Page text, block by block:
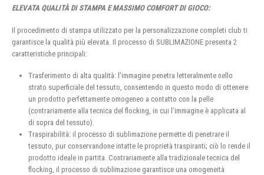
ELEVATA QUALITÀ DI STAMPA E MASSIMO COMFORT DI GIOCO:
Il procedimento di stampa utilizzato per la personalizzazione completi club ti
garantisce la qualità più elevata. Il processo di SUBLIMAZIONE presenta 2
caratteristiche principali:
Trasferimento di alta qualità: l’immagine penetra letteralmente nello
strato superficiale del tessuto, consentendo in questo modo di ottenere
un prodotto perfettamente omogeneo a contatto con la pelle
(contrariamente alla tecnica del flocking, in cui l’immagine è applicata al
di sopra del tessuto).
Traspirabilità: il processo di sublimazione permette di penetrare il
tessuto, pur conservandone intatte le proprietà traspiranti; ciò lo rende il
prodotto ideale in partita. Contrariamente alla tradizionale tecnica del
flocking, il processo di sublimazione garantisce una omogeneità